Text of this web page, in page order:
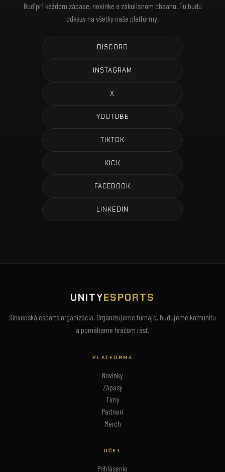
Buď pri každom zápase, novinke a zákulisnom obsahu. Tu budú
odkazy na všetky naše platformy.
DISCORD
INSTAGRAM
X
YOUTUBE
TIKTOK
KICK
FACEBOOK
LINKEDIN
UNITYESPORTS
Slovenská esports organizácia. Organizujeme turnaje, budujeme komunitu
a pomáhame hráčom rásť.
PLATFORMA
Novinky
Zápasy
Tímy
Partneri
Merch
ÚČET
Prihlásenie